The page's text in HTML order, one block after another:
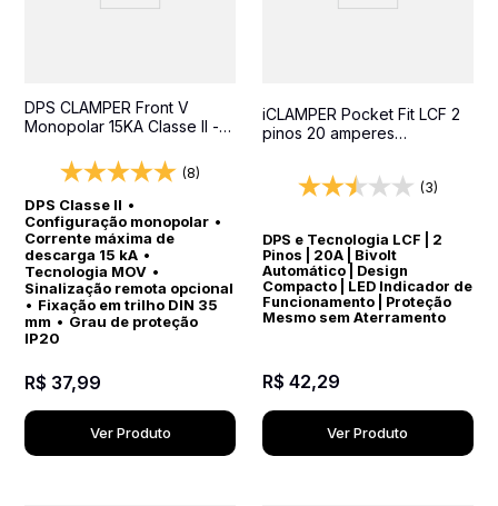
DPS CLAMPER Front V
Monopolar 15KA Classe II -
quadros elétricos
(8)
DPS Classe II •
Configuração monopolar •
Corrente máxima de
descarga 15 kA •
Tecnologia MOV •
Sinalização remota opcional
• Fixação em trilho DIN 35
mm • Grau de proteção
IP20
R$ 37,99
Ver Produto
iCLAMPER Pocket Fit LCF 2
pinos 20 amperes
Elétrico DPS Bivolt
(3)
DPS e Tecnologia LCF | 2
Pinos | 20A | Bivolt
Automático | Design
Compacto | LED Indicador de
Funcionamento | Proteção
Mesmo sem Aterramento
R$ 42,29
Ver Produto